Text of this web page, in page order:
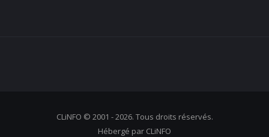
CLiNFO © 2001 - 2026. Tous droits réservés.
Hébergé par CLiNFO